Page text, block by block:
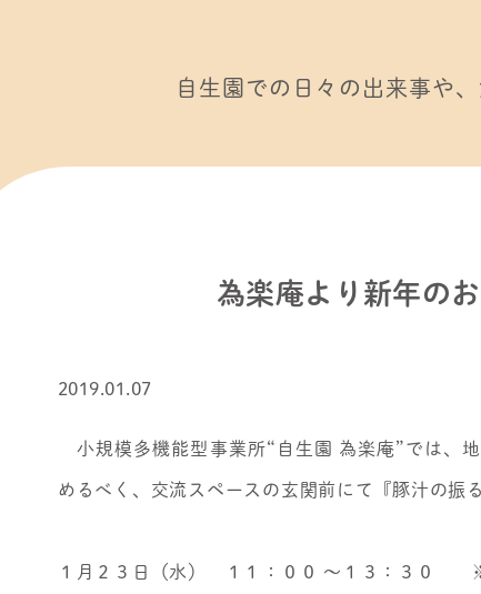
自生園での日々の出来事や
為楽庵より新年の
2019.01.07
小規模多機能型事業所“自生園 為楽庵”では、
めるべく、交流スペースの玄関前にて『豚汁の振
１月２３日（水） １１：００ ～１３：３０ ※